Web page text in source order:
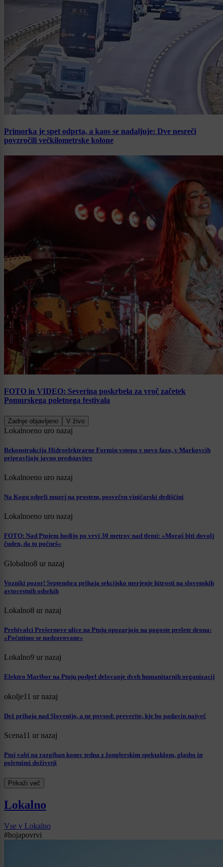
Primorka je spet odprta, a kaos se nadaljuje: Dve nesreči
povzročili večkilometrske kolone
FOTO in VIDEO: Severina poskrbela za vroč začetek
Pomurskega poletnega festivala
Zadnje objavljeno V živo
Lokalnoeno uro nazaj
Rekonstrukcija Hidroelektrarne Formin vstopa v novo fazo, v Markovcih
pripravljajo javno predstavitev
Lokalnoeno uro nazaj
Na Kogu odprli muzej na prostem, posvečen viničarski dediščini
Lokalnoeno uro nazaj
FOTO: Nad Ptujem hodijo po vrvi 30 metrov nad tlemi: »Moraš biti dovolj
čuden, da to počneš«
Globalno8 ur nazaj
Vozniki pozor! Septembra prihaja sekcijsko merjenje hitrosti na slovenskih
avtocestnih odsekih
Lokalno8 ur nazaj
Prebivalci Prešernove ulice na Ptuju opozarjajo na pogoste prelete drona:
»Počutimo se nadzorovane«
Lokalno9 ur nazaj
Elektro Maribor na Ptuju podprl delovanje dveh humanitarnih organizacij
okolje11 ur nazaj
Dež prihaja nad Slovenijo, a ne povsod: preverite, kje bo padavin največ
Scena11 ur nazaj
Ptuj vabi na razgiban konec tedna z žonglerskim spektaklom, glasbo in
poletnimi doživetji
Prikaži več
Lokalno
Vse v Lokalno
#hojapovrvi